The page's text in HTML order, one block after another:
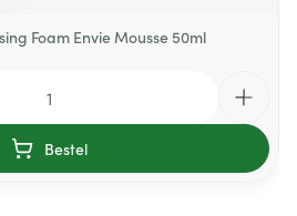
Foam Envie Mousse 50ml
Bestel